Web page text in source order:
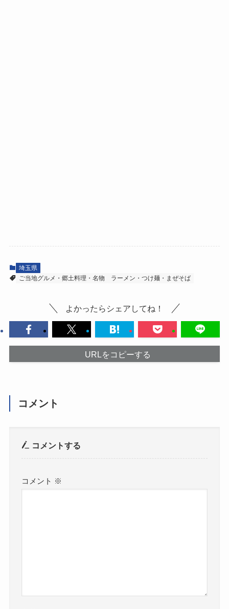
埼玉県
ご当地グルメ・郷土料理・名物
ラーメン・つけ麺・まぜそば
よかったらシェアしてね！
URLをコピーする
コメント
コメントする
コメント ※